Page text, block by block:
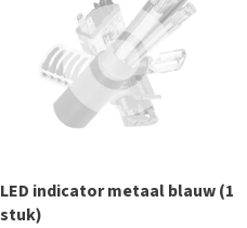
LED indicator metaal blauw (1
stuk)